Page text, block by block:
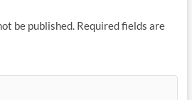
be published. Required fields are